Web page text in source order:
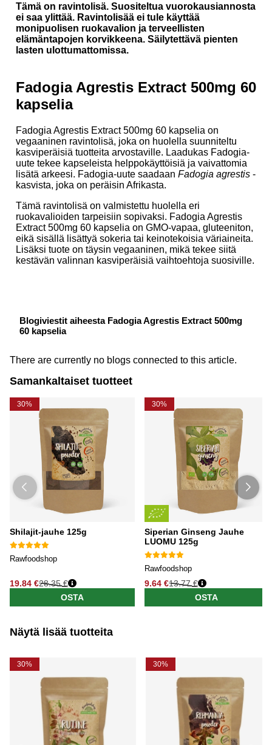
Tämä on ravintolisä. Suositeltua vuorokausiannosta
ei saa ylittää. Ravintolisää ei tule käyttää
monipuolisen ruokavalion ja terveellisten
elämäntapojen korvikkeena. Säilytettävä pienten
lasten ulottumattomissa.
Fadogia Agrestis Extract 500mg 60
kapselia
Fadogia Agrestis Extract 500mg 60 kapselia on
vegaaninen ravintolisä, joka on huolella suunniteltu
kasviperäisiä tuotteita arvostaville. Laadukas Fadogia-
uute tekee kapseleista helppokäyttöisiä ja vaivattomia
lisätä arkeesi. Fadogia-uute saadaan Fadogia agrestis -
kasvista, joka on peräisin Afrikasta.
Tämä ravintolisä on valmistettu huolella eri
ruokavalioiden tarpeisiin sopivaksi. Fadogia Agrestis
Extract 500mg 60 kapselia on GMO-vapaa, gluteeniton,
eikä sisällä lisättyä sokeria tai keinotekoisia väriaineita.
Lisäksi tuote on täysin vegaaninen, mikä tekee siitä
kestävän valinnan kasviperäisiä vaihtoehtoja suosiville.
Blogiviestit aiheesta Fadogia Agrestis Extract 500mg
60 kapselia
There are currently no blogs connected to this article.
Samankaltaiset tuotteet
30%
Shilajit-jauhe 125g
Rawfoodshop
19.84 €28.35 €
OSTA
30%
Siperian Ginseng Jauhe
LUOMU 125g
Rawfoodshop
9.64 €13.77 €
OSTA
Näytä lisää tuotteita
30% 30%